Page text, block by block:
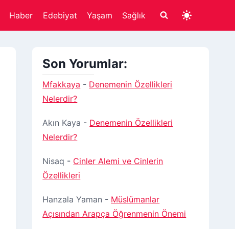
Haber Edebiyat Yaşam Sağlık
Son Yorumlar:
Mfakkaya - Denemenin Özellikleri
Nelerdir?
Akın Kaya - Denemenin Özellikleri
Nelerdir?
Nisaq - Cinler Alemi ve Cinlerin
Özellikleri
Hanzala Yaman - Müslümanlar
Açısından Arapça Öğrenmenin Önemi